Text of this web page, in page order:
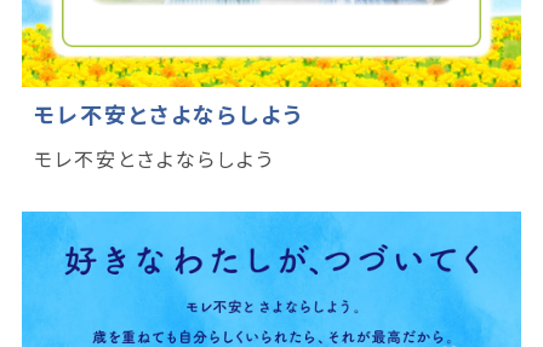
モレ不安とさよならしよう
モレ不安とさよならしよう